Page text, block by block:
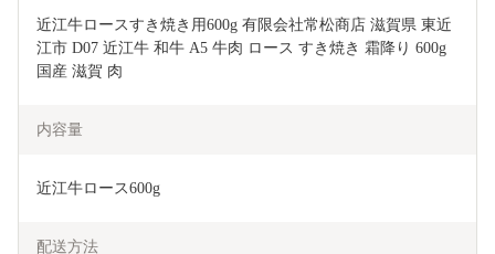
近江牛ロースすき焼き用600g 有限会社常松商店 滋賀県 東近
江市 D07 近江牛 和牛 A5 牛肉 ロース すき焼き 霜降り 600g
国産 滋賀 肉
内容量
近江牛ロース600g
配送方法